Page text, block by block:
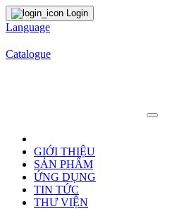
Login
Language
Catalogue
GIỚI THIỆU
SẢN PHẨM
ỨNG DỤNG
TIN TỨC
THƯ VIỆN